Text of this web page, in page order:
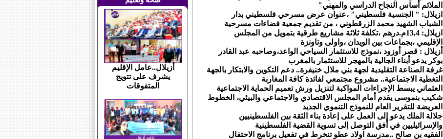
أزيلال..عامل الإقليم
يشرف على تتويج
المتفوقات
الملائم أساس النجاح الدراسي والمهني"
ازيلال: " الجنسية فلسطيني" ،عنوان عرض مسرحي فلسطيني بدار
الشباب الشهيد محمد الزرقطوني ، من تقديم جمعية فضاءات مسرحية
ازيلال: 13,4م.درهم ،تكلفة ثلاثة مشاريع طرقية بتمويل من المجلس
الإقليمي ،بجماعات بين الويدان ،واولى وتاونزة
أزيلال : قصر أوزود ،نموذج للاستثمار السياحي الواعد،وصاحبه عبد القادر
بوكر يدعو أبناء الجالية بالمهجر للاستثمار بالمغرب
غرفة الصناعة التقليدية لجهة بني ملال خنيفرة.. دعم التكوين والابتكار بالجهة
التغطية الاجتماعية.. مشروع مجتمعي لفائدة كافة المغاربة
العثماني يبسط الإجراءات المواكبة لتنزيل ورش تعميم الحماية الاجتماعية
شكيب بنموسى يقدم أمام المجلس الاقتصادي والاجتماعي والبيئي، الخطوط
العريضة للتقرير العام للنموذج التنموي الجديد
جلالة الملك يدعو إلى العمل على إعادة بناء الثقة بين الفلسطينيين
والإسرائيليين في أفق التوصل إلى تسوية القضية الفلسطينية
الفقيه بن صالح ..مدرسة اولاد عطو تنخرط في تفعيل برنامج الاحتفال